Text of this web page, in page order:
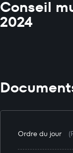
Conseil
2024
Ordre du jour